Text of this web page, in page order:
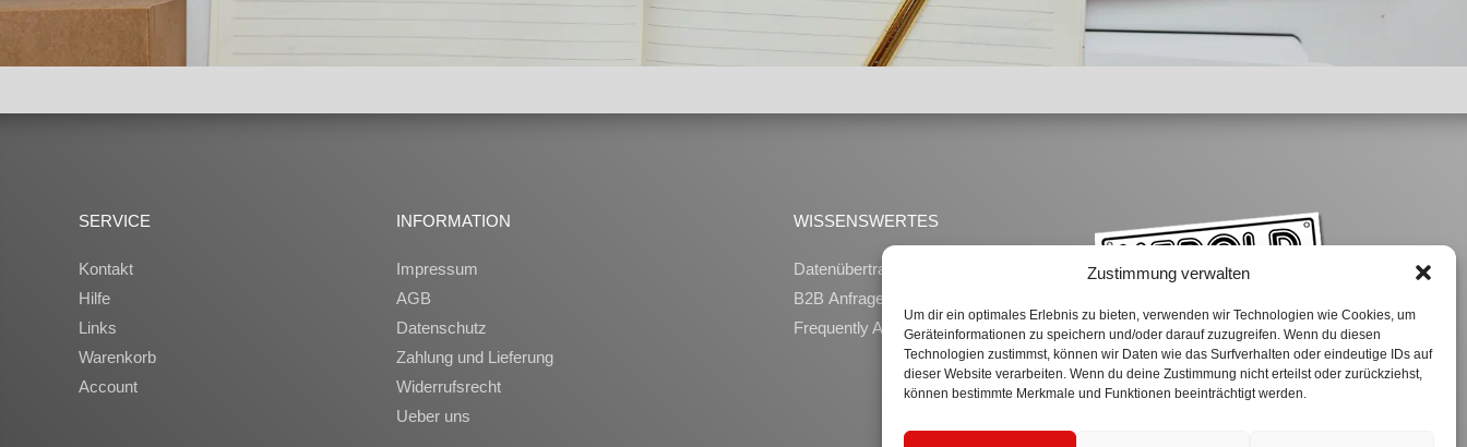
Zustimmung verwalten
Um dir ein optimales Erlebnis zu bieten, verwenden wir Technologien wie Cookies, um
Geräteinformationen zu speichern und/oder darauf zuzugreifen. Wenn du diesen
Technologien zustimmst, können wir Daten wie das Surfverhalten oder eindeutige IDs auf
dieser Website verarbeiten. Wenn du deine Zustimmung nicht erteilst oder zurückziehst,
können bestimmte Merkmale und Funktionen beeinträchtigt werden.
SERVICE
Kontakt
Hilfe
Links
Warenkorb
Account
INFORMATION
Impressum
AGB
Datenschutz
Zahlung und Lieferung
Widerrufsrecht
Ueber uns
WISSENSWERTES
Datenübertragung
B2B Anfragen
Frequently Asked Questions